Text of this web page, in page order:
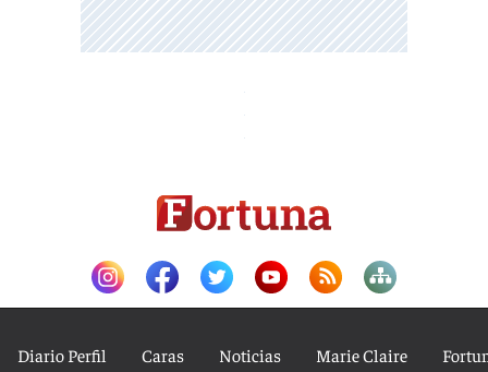
Diario Perfil Caras Noticias Marie Claire